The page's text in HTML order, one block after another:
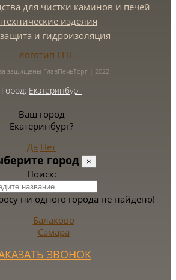
для чистки каминов и печей
изделия
и гидроизоляция
защищены ГлавПечьТорг | 2022
Город: Екатеринбург
Ваш город
Екатеринбург?
Да Нет
город ×
Поиск:
ни одного города не найдено!
Балаково
Самара
ЗВОНОК